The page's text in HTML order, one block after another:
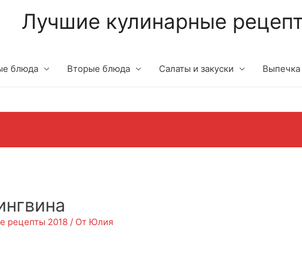
Лучшие кулинарные
блюда Вторые блюда Салаты и закуски Выпечка
рецепты 2018 / От Юлия